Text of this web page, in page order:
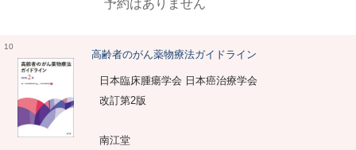
予約はありません
10
高齢者のがん薬物療法ガイドライン
日本臨床腫瘍学会 日本癌治療学会
改訂第2版
南江堂